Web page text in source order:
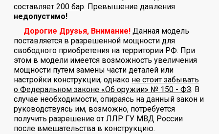
составляет200 бар. Превышение давления
недопустимо!
Дорогие Друзья, Внимание! Данная модель
поставляется в разрешенной мощности для
свободного приобретения на территории РФ. При
этом в модели имеется возможность увеличения
мощности путем замены части деталей или
настройки конструкции, однако не стоит забывать
о Федеральном законе «Об оружии» № 150 - ФЗ. В
случае необходимости, опираясь на данный закон и
руководствуясь им, возможно, потребуется
получить разрешение от ЛЛР ГУ МВД России
после вмешательства в конструкцию.